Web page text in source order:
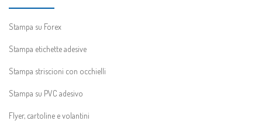
Stampa su Forex
Stampa etichette adesive
Stampa striscioni con occhielli
Stampa su PVC adesivo
Flyer, cartoline e volantini